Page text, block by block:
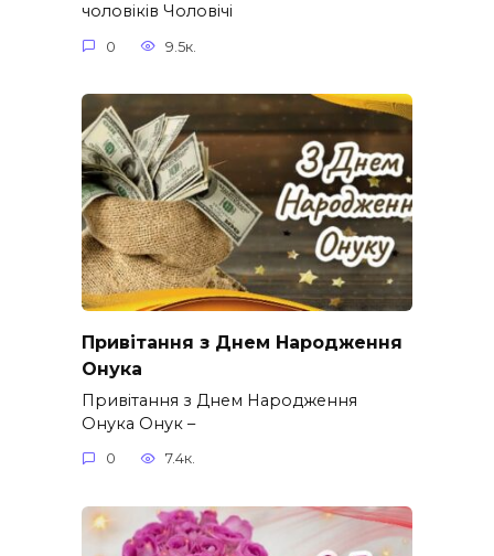
чоловіків​ Чоловічі
0 9.5к.
Привітання з Днем Народження
Онука
Привітання з Днем Народження
Онука Онук –
0 7.4к.